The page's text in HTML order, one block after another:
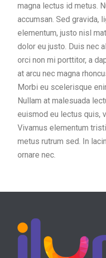
magna lectus id metus.
accumsan. Sed gravida,
elementum, justo nisl
dolor eu justo. Duis nec
orci non mi porttitor, a
at arcu nec magna
Morbi eu scelerisque
Nullam at malesuada
euismod eu lectus quis,
Vivamus elementum
metus rutrum sed. In
ornare nec.